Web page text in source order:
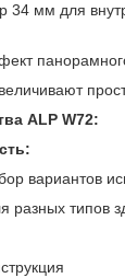
34 мм для
ALP W72:
вариантов
разных типов